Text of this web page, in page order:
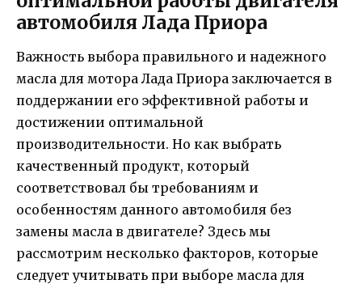
автомобиля Лада Приора
Важность выбора правильного и надежного
масла для мотора Лада Приора заключается в
поддержании его эффективной работы и
достижении оптимальной
производительности. Но как выбрать
качественный продукт, который
соответствовал бы требованиям и
особенностям данного автомобиля без
замены масла в двигателе? Здесь мы
рассмотрим несколько факторов, которые
следует учитывать при выборе масла для